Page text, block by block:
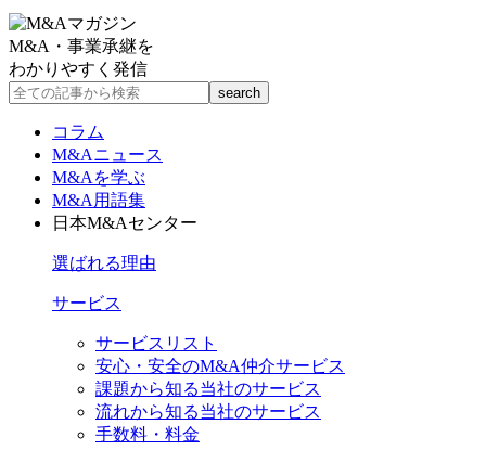
M&A・事業承継を
わかりやすく発信
コラム
M&Aニュース
M&Aを学ぶ
M&A用語集
日本M&Aセンター
選ばれる理由
サービス
サービスリスト
安心・安全のM&A仲介サービス
課題から知る当社のサービス
流れから知る当社のサービス
手数料・料金